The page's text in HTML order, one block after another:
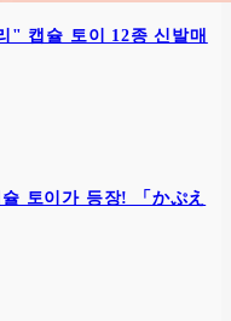
" 캡슐 토이 12종 신발매
토이가 등장! 「かぷえ